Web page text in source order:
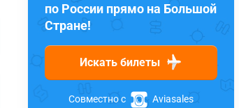
по России прямо на Большой
Стране!
Искать билеты
Совместно с Aviasales